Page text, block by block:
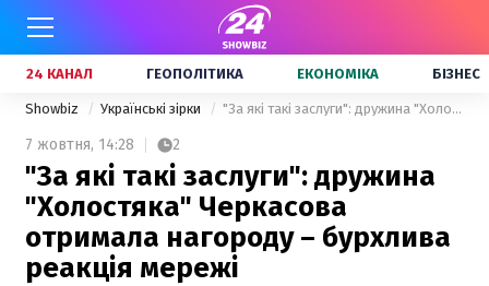
24 КАНАЛ ГЕОПОЛІТИКА ЕКОНОМІКА БІЗНЕС
Showbiz Українські зірки "За які такі заслуги": дружина "Холостяка" Черкасова отримала нагороду – бурхлива реакція мережі
7 жовтня, 14:28 2
"За які такі заслуги": дружина
"Холостяка" Черкасова
отримала нагороду – бурхлива
реакція мережі